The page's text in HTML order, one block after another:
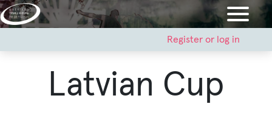
Skip
to
menu
Register or log in
Latvian Cup